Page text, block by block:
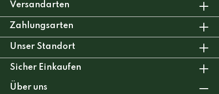
Versandarten
Zahlungsarten
Unser Standort
Sicher Einkaufen
Über uns